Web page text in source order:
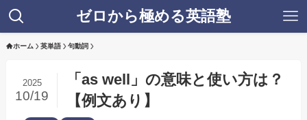
ゼロから極める英語塾
ホーム 英単語 句動詞
「as well」の意味と使い方は？
【例文あり】
2025
10/19